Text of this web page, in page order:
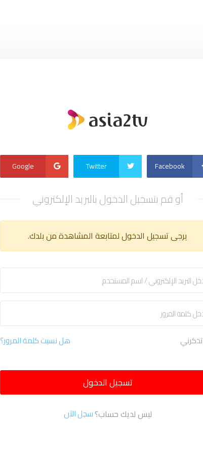
Facebook
Twitter
Google
أو قم بتسجيل الدخول بالبريد الإلكتروني
يرجى تسجيل الدخول لمتابعة المشاهدة من بلدك.
تذكرني هل نسيت كلمة المرور؟
تسجيل الدخول
ليس لديك حساب؟سجل الآن